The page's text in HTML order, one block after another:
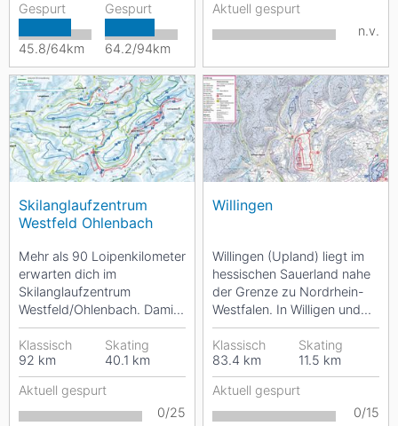
Gespurt
45.8/64km
Gespurt
64.2/94km
Aktuell gespurt
n.v.
Skilanglaufzentrum
Westfeld Ohlenbach
Mehr als 90 Loipenkilometer
erwarten dich im
Skilanglaufzentrum
Westfeld/Ohlenbach. Damit
bietet das Langlaufgebiet
eine große Auswahl an...
Klassisch
92 km
Skating
40.1 km
Aktuell gespurt
0/25
Willingen
Willingen (Upland) liegt im
hessischen Sauerland nahe
der Grenze zu Nordrhein-
Westfalen. In Willigen und
seinen Ortsteilen Usseln,
Rattlar,...
Klassisch
83.4 km
Skating
11.5 km
Aktuell gespurt
0/15